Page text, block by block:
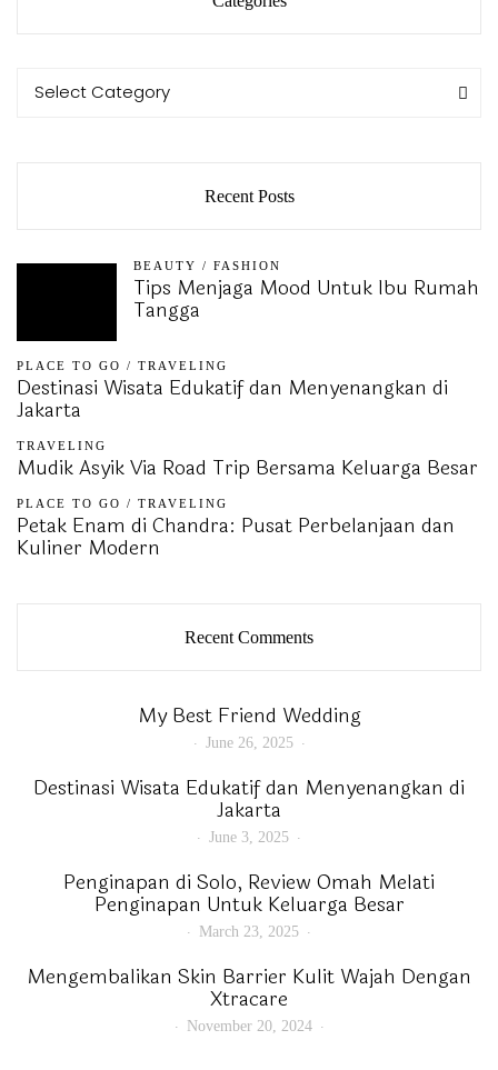
Categories
Select Category
Categories
Recent Posts
BEAUTY / FASHION
Tips Menjaga Mood Untuk Ibu Rumah
Tangga
PLACE TO GO / TRAVELING
Destinasi Wisata Edukatif dan Menyenangkan di
Jakarta
TRAVELING
Mudik Asyik Via Road Trip Bersama Keluarga Besar
PLACE TO GO / TRAVELING
Petak Enam di Chandra: Pusat Perbelanjaan dan
Kuliner Modern
Recent Comments
My Best Friend Wedding
June 26, 2025
Destinasi Wisata Edukatif dan Menyenangkan di
Jakarta
June 3, 2025
Penginapan di Solo, Review Omah Melati
Penginapan Untuk Keluarga Besar
March 23, 2025
Mengembalikan Skin Barrier Kulit Wajah Dengan
Xtracare
November 20, 2024